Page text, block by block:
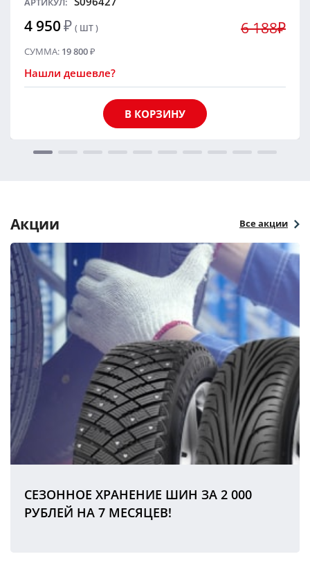
4 950₽ ( ШТ ) 6 188₽
СУММА: 19 800₽
Нашли дешевле?
В КОРЗИНУ
Акции Все акции
СЕЗОННОЕ ХРАНЕНИЕ ШИН ЗА 2 000
РУБЛЕЙ НА 7 МЕСЯЦЕВ!